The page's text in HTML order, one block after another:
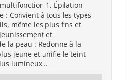
1. Épilation
: Convient à tous les types
même les plus fins et
et
la peau : Redonne à la
jeune et unifie le teint
lumineux...